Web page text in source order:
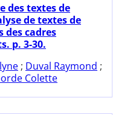
des textes de
de textes de
cadres
p. 3-30.
; Duval Raymond ;
Colette